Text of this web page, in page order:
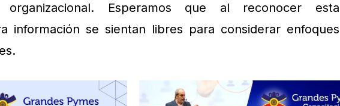
Esperamos que al reconocer esta
información se sientan libres para considerar enfoques